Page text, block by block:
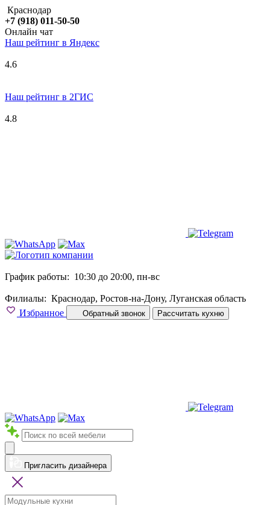
Краснодар
+7 (918) 011-50-50
Онлайн чат
Наш рейтинг в Яндекс
4.6
Наш рейтинг в 2ГИС
4.8
График работы: 10:30 до 20:00, пн-вс
Филиалы: Краснодар, Ростов-на-Дону, Луганская область
Избранное
Обратный звонок Рассчитать кухню
Пригласить дизайнера